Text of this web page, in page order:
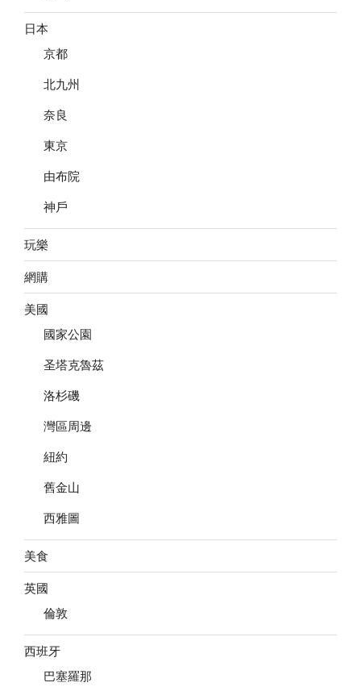
日本
京都
北九州
奈良
東京
由布院
神戶
玩樂
網購
美國
國家公園
圣塔克魯茲
洛杉磯
灣區周邊
紐約
舊金山
西雅圖
美食
英國
倫敦
西班牙
巴塞羅那